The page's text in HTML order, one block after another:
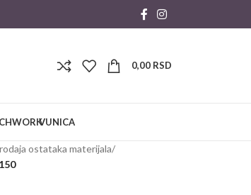
0,00 RSD
VUNICA
ostataka materijala/